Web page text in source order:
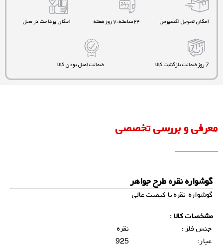
امکان تحویل اکسپرس ۲۴ ساعته، ۷ روز هفته امکان پرداخت در محل
7 روز ضمانت بازگشت کالا ضمانت اصل بودن کالا
معرفی و بررسی تخصصی
گوشواره نقره طرح جواهر
گوشواره نقره با کیفیت عالی
مشخصات کالا :
جنس فلز :
نقره
عیار:
925